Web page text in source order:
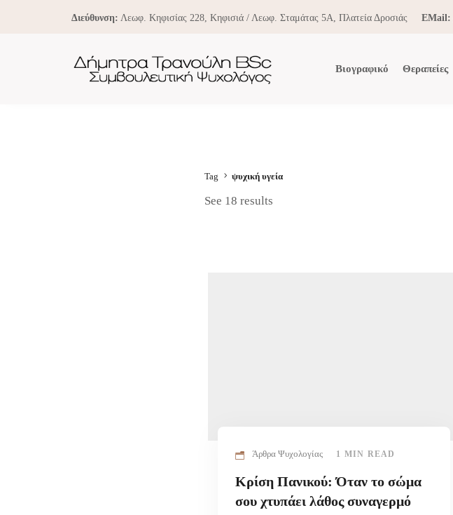
Διεύθυνση: Λεωφ. Κηφισίας 228, Κηφισιά / Λεωφ. Σταμάτας 5Α, Πλατεία Δροσιάς EMail:
Βιογραφικό Θεραπείες
Tag ψυχική υγεία
See 18 results
Άρθρα Ψυχολογίας 1 MIN READ
Κρίση Πανικού: Όταν το σώμα
σου χτυπάει λάθος συναγερμό